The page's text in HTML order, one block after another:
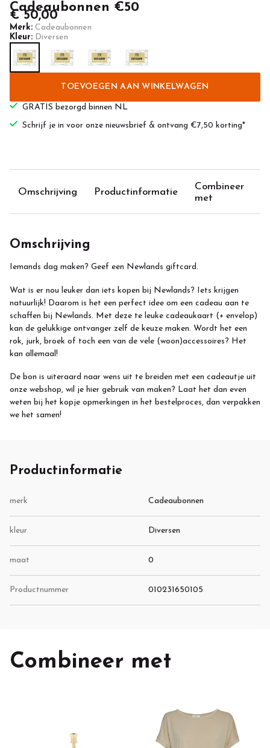
Cadeaubonnen €50
€ 50,00
Merk: Cadeaubonnen
Kleur: Diversen
TOEVOEGEN AAN WINKELWAGEN
GRATIS bezorgd binnen NL
Schrijf je in voor onze nieuwsbrief & ontvang €7,50 korting*
Omschrijving Productinformatie
Combineer
met
Omschrijving
Iemands dag maken? Geef een Newlands giftcard.
Wat is er nou leuker dan iets kopen bij Newlands? Iets krijgen
natuurlijk! Daarom is het een perfect idee om een cadeau aan te
schaffen bij Newlands. Met deze te leuke cadeaukaart (+ envelop)
kan de gelukkige ontvanger zelf de keuze maken. Wordt het een
rok, jurk, broek of toch een van de vele (woon)accessoires? Het
kan allemaal!
De bon is uiteraard naar wens uit te breiden met een cadeautje uit
onze webshop, wil je hier gebruik van maken? Laat het dan even
weten bij het kopje opmerkingen in het bestelproces, dan verpakken
we het samen!
Productinformatie
merk Cadeaubonnen
kleur Diversen
maat 0
Productnummer 010231650105
Combineer met